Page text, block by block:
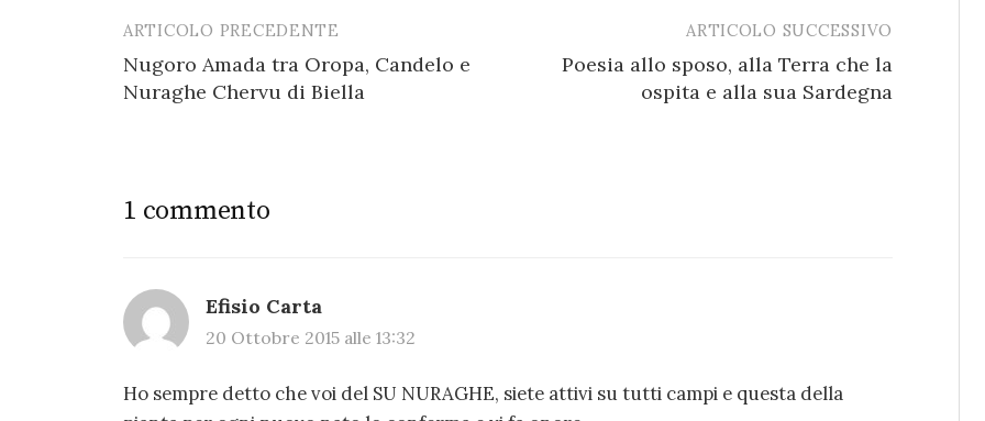
Post
navigation
ARTICOLO PRECEDENTE
Nugoro Amada tra Oropa, Candelo e
Nuraghe Chervu di Biella
ARTICOLO SUCCESSIVO
Poesia allo sposo, alla Terra che la
ospita e alla sua Sardegna
1 commento
Efisio Carta
20 Ottobre 2015 alle 13:32
Ho sempre detto che voi del SU NURAGHE, siete attivi su tutti campi e questa della